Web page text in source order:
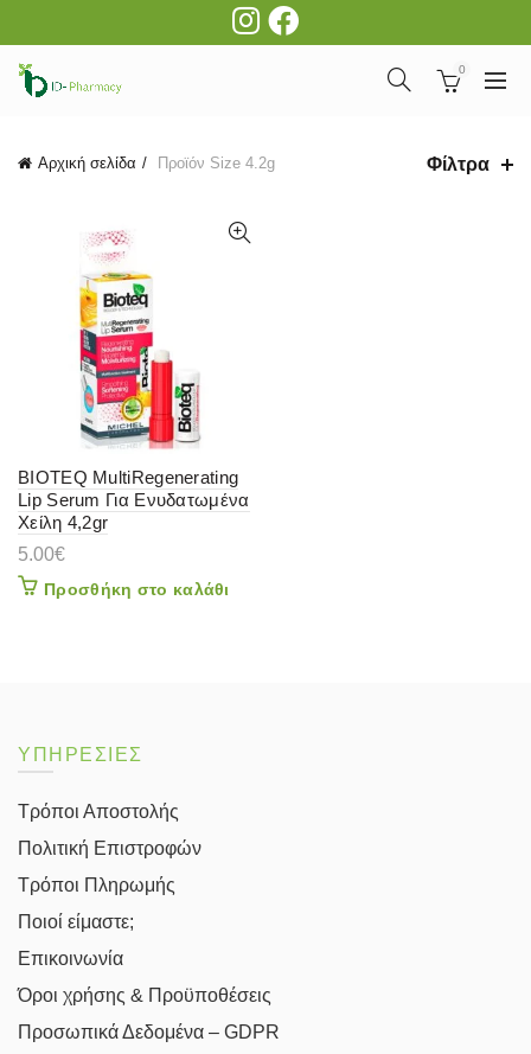
0
Αρχική σελίδα Προϊόν Size 4.2g Φίλτρα
BIOTEQ MultiRegenerating
Lip Serum Για Ενυδατωμένα
Χείλη 4,2gr
5.00€
Προσθήκη στο καλάθι
ΥΠΗΡΕΣΙΕΣ
Τρόποι Αποστολής
Πολιτική Επιστροφών
Τρόποι Πληρωμής
Ποιοί είμαστε;
Επικοινωνία
Όροι χρήσης & Προϋποθέσεις
Προσωπικά Δεδομένα – GDPR